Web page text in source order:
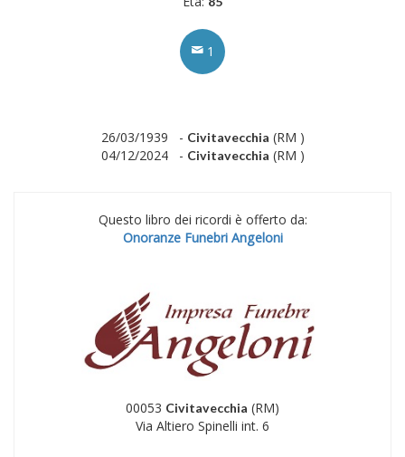
1
26/03/1939 - Civitavecchia (RM )
04/12/2024 - Civitavecchia (RM )
Questo libro dei ricordi è offerto da:
Onoranze Funebri Angeloni
00053 Civitavecchia (RM)
Via Altiero Spinelli int. 6